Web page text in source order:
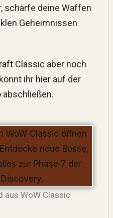
schärfe deine Waffen
Geheimnissen
Classic aber noch
ihr hierauf der
abschließen.
aus WoW Classic